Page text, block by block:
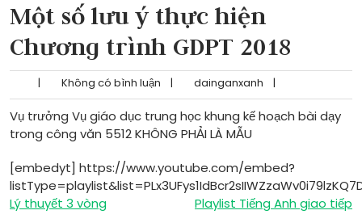
Một số lưu ý thực hiện
Chương trình GDPT 2018
| Không có bình luận | dainganxanh |
Vụ trưởng Vụ giáo dục trung học khung kế hoạch bài dạy
trong công văn 5512 KHÔNG PHẢI LÀ MẪU
[embedyt] https://www.youtube.com/embed?
Điều
Lý thuyết 3 vòng Playlist Tiếng Anh giao tiếp